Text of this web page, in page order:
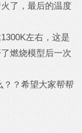
了，最后的温度
左右，这是
燃烧模型后一次
？？希望大家帮帮